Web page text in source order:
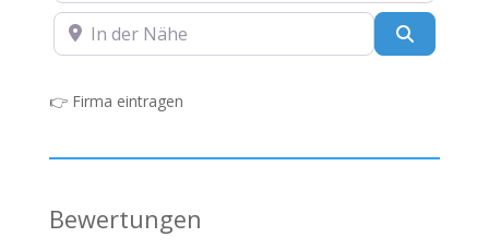
In der Nähe
👉 Firma eintragen
Bewertungen